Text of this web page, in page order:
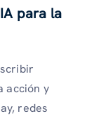
para la
acción y
redes